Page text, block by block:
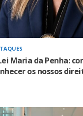
Maria da Penha:
os nossos